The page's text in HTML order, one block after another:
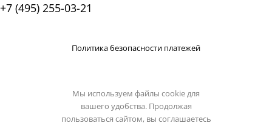
+7 (495) 255-03-21
Политика безопасности платежей
Мы используем файлы cookie для
вашего удобства. Продолжая
пользоваться сайтом, вы соглашаетесь